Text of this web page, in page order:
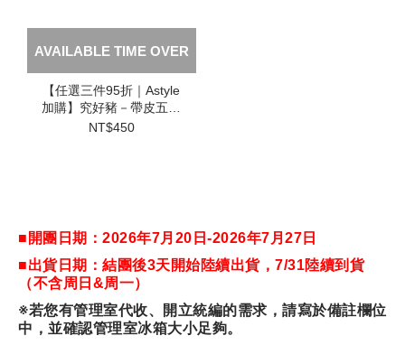
AVAILABLE TIME OVER
【任選三件95折｜Astyle
加購】究好豬－帶皮五花
肉條 550g
NT$450
■開團日期：2026年7月20日-2026年7月27日
■出貨日期：結團後3天開始陸續出貨，7/31陸續到貨
（不含周日&周一）
※若您有管理室代收、開立統編的需求，請寫於備註欄位
中，並確認管理室冰箱大小足夠。